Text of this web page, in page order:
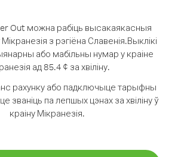
Out можна рабіць высакаякасныя
Мікранезія з рэгіёна Славенія.Выклікі
або мабільны нумар у краіне
ад 85.4 ¢ за хвіліну.
рахунку або падключыце тарыфны
званіць па лепшых цэнах за хвіліну ў
краіну Мікранезія.